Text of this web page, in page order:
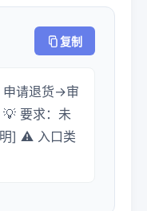
复制
申请退货→审
要求：未
] ⚠️ 入口类